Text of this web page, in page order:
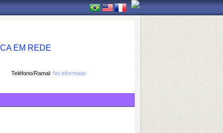
EM REDE
Teléfono/Ramal: No informado